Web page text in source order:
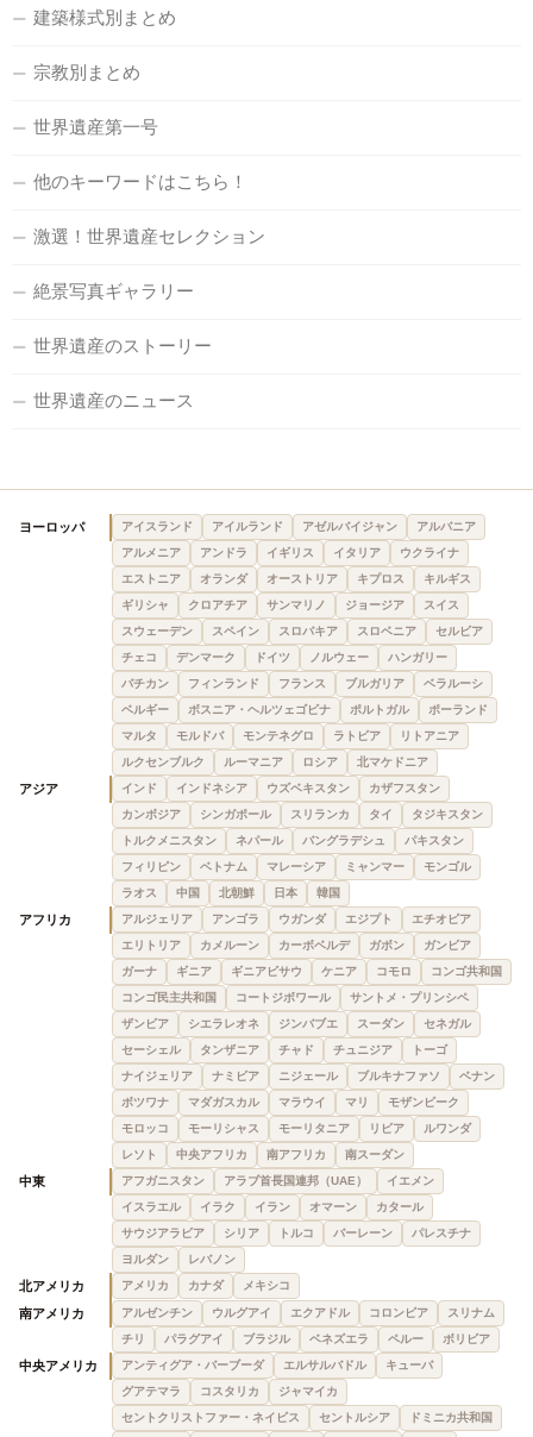
建築様式別まとめ
宗教別まとめ
世界遺産第一号
他のキーワードはこちら！
激選！世界遺産セレクション
絶景写真ギャラリー
世界遺産のストーリー
世界遺産のニュース
ヨーロッパ アイスランド アイルランド アゼルバイジャン
アルバニア
アルメニア
アンドラ イギリス イタリア
ウクライナ
エストニア
オランダ オーストリア キプロス
キルギス
ギリシャ
クロアチア サンマリノ ジョージア
スイス
スウェーデン
スペイン スロバキア スロベニア
セルビア
チェコ
デンマーク ドイツ ノルウェー
ハンガリー
バチカン
フィンランド フランス ブルガリア
ベラルーシ
ベルギー
ボスニア・ヘルツェゴビナ ポルトガル
ポーランド
マルタ
モルドバ モンテネグロ ラトビア
リトアニア
ルクセンブルク
ルーマニア ロシア 北マケドニア
アジア インド インドネシア ウズベキスタン
カザフスタン
カンボジア
シンガポール スリランカ タイ
タジキスタン
トルクメニスタン
ネパール バングラデシュ
パキスタン
フィリピン
ベトナム マレーシア ミャンマー
モンゴル
ラオス
中国 北朝鮮 日本 韓国
アフリカ アルジェリア アンゴラ ウガンダ エジプト
エチオピア
エリトリア
カメルーン カーボベルデ ガボン
ガンビア
ガーナ
ギニア ギニアビサウ ケニア コモロ
コンゴ共和国
コンゴ民主共和国
コートジボワール
サントメ・プリンシペ
ザンビア
シエラレオネ ジンバブエ スーダン
セネガル
セーシェル
タンザニア チャド チュニジア
トーゴ
ナイジェリア
ナミビア ニジェール ブルキナファソ
ベナン
ボツワナ
マダガスカル マラウイ マリ
モザンビーク
モロッコ
モーリシャス モーリタニア リビア
ルワンダ
レソト
中央アフリカ 南アフリカ 南スーダン
中東 アフガニスタン アラブ首長国連邦（UAE）
イエメン
イスラエル
イラク イラン オマーン
カタール
サウジアラビア
シリア トルコ バーレーン
パレスチナ
ヨルダン
レバノン
北アメリカ アメリカ カナダ メキシコ
南アメリカ アルゼンチン ウルグアイ エクアドル コロンビア
スリナム
チリ
パラグアイ ブラジル ベネズエラ ペルー ボリビア
中央アメリカ アンティグア・バーブーダ エルサルバドル
キューバ
グアテマラ
コスタリカ
ジャマイカ
セントクリストファー・ネイビス
セントルシア ドミニカ共和国